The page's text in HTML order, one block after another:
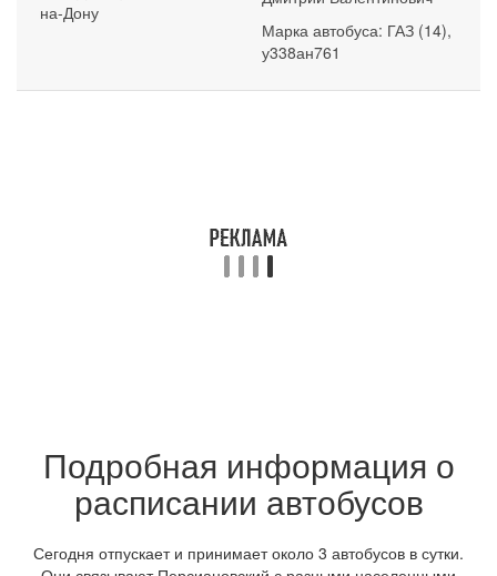
на-Дону
Марка автобуса: ГАЗ (14),
у338ан761
Подробная информация о
расписании автобусов
Сегодня отпускает и принимает около 3 автобусов в сутки.